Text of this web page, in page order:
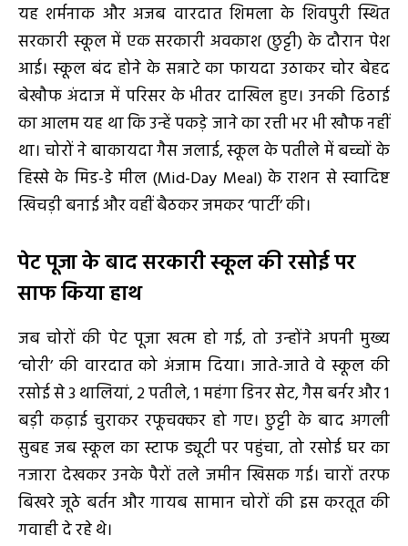
यह शर्मनाक और अजब वारदात शिमला के शिवपुरी स्थित
सरकारी स्कूल में एक सरकारी अवकाश (छुट्टी) के दौरान पेश
आई। स्कूल बंद होने के सन्नाटे का फायदा उठाकर चोर बेहद
बेखौफ अंदाज में परिसर के भीतर दाखिल हुए। उनकी ढिठाई
का आलम यह था कि उन्हें पकड़े जाने का रत्ती भर भी खौफ नहीं
था। चोरों ने बाकायदा गैस जलाई, स्कूल के पतीले में बच्चों के
हिस्से के मिड-डे मील (Mid-Day Meal) के राशन से स्वादिष्ट
खिचड़ी बनाई और वहीं बैठकर जमकर ‘पार्टी’ की।
पेट पूजा के बाद सरकारी स्कूल की रसोई पर
साफ किया हाथ
जब चोरों की पेट पूजा खत्म हो गई, तो उन्होंने अपनी मुख्य
‘चोरी’ की वारदात को अंजाम दिया। जाते-जाते वे स्कूल की
रसोई से 3 थालियां, 2 पतीले, 1 महंगा डिनर सेट, गैस बर्नर और 1
बड़ी कढ़ाई चुराकर रफूचक्कर हो गए। छुट्टी के बाद अगली
सुबह जब स्कूल का स्टाफ ड्यूटी पर पहुंचा, तो रसोई घर का
नजारा देखकर उनके पैरों तले जमीन खिसक गई। चारों तरफ
बिखरे जूठे बर्तन और गायब सामान चोरों की इस करतूत की
गवाही दे रहे थे।